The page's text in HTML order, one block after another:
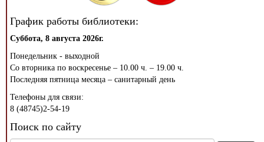
График работы библиотеки:
Суббота, 8 августа 2026г.
Понедельник - выходной
Со вторника по воскресенье – 10.00 ч. – 19.00 ч.
Последняя пятница месяца – санитарный день
Телефоны для связи:
8 (48745)2-54-19
Поиск по сайту